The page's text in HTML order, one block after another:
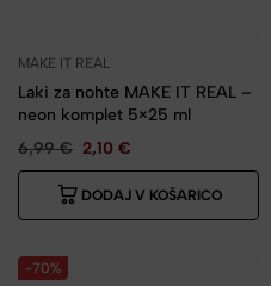
MAKE IT REAL
Laki za nohte MAKE IT REAL –
neon komplet 5×25 ml
6,99€ 2,10 €
DODAJ V KOŠARICO
-70%